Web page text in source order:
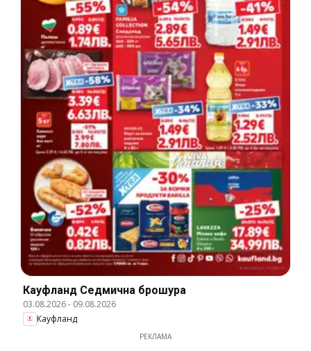
Кауфланд Cедмична брошура
03.08.2026- 09.08.2026
Кауфланд
РЕКЛАМА